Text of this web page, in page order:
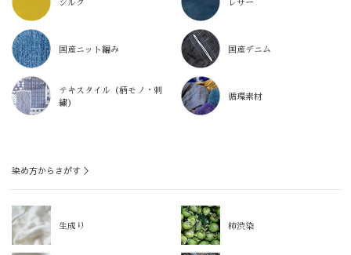
シルク レザー
国産ニット編み 国産デニム
テキスタイル（柄モノ・刺
繍）
循環素材
染め方からさがす ＞
生成り 柿渋染